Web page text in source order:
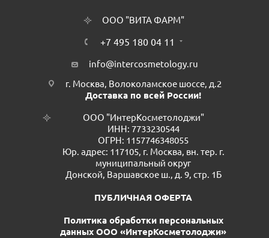
ООО "ВИТА ФАРМ"
+7 495 180 04 11
info@intercosmetology.ru
г. Москва, Волоколамское шоссе, д.2
Доставка по всей России!
ООО "ИнтерКосметолоджи"
ИНН: 7733230544
ОГРН: 1157746348055
Юр. адрес: 117105, г. Москва, вн. тер. г.
муниципальный округ
Донской, Варшавское ш., д. 9, стр. 1Б
ПУБЛИЧНАЯ ОФЕРТА
Политика обработки персональных
данных ООО «ИнтерКосметолоджи»